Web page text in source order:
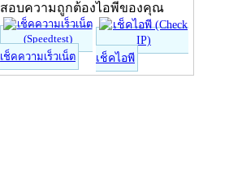
สอบความถูกต้องไอพีของคุณ
เช็คความเร็วเน็ต เช็คไอพี